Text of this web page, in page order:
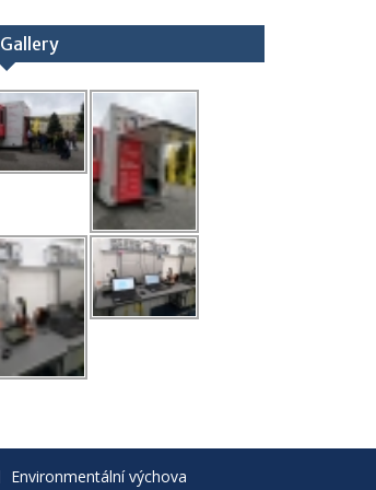
Gallery
Environmentální výchova